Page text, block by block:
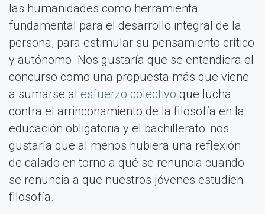
las humanidades como herramienta
fundamental para el desarrollo integral de la
persona, para estimular su pensamiento crítico
y autónomo. Nos gustaría que se entendiera el
concurso como una propuesta más que viene
a sumarse al esfuerzo colectivo que lucha
contra el arrinconamiento de la filosofía en la
educación obligatoria y el bachillerato: nos
gustaría que al menos hubiera una reflexión
de calado en torno a qué se renuncia cuando
se renuncia a que nuestros jóvenes estudien
filosofía.